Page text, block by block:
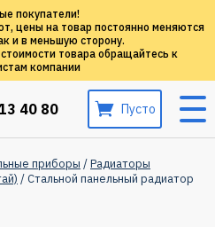
покупатели!
цены на товар постоянно меняются
и в меньшую сторону.
товара обращайтесь к
компании
40 80 Пусто
приборы /Радиаторы
/ Стальной панельный радиатор